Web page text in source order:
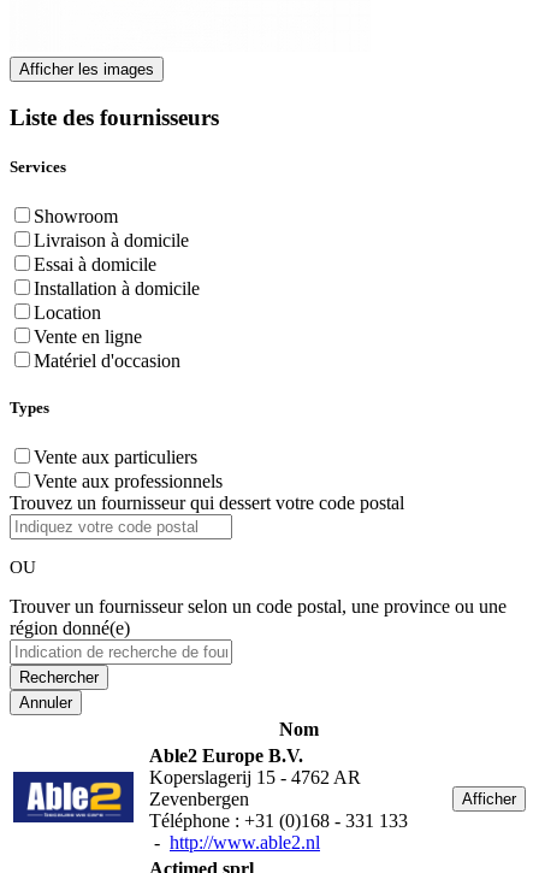
Afficher les images
Liste des fournisseurs
Services
Showroom
Livraison à domicile
Essai à domicile
Installation à domicile
Location
Vente en ligne
Matériel d'occasion
Types
Vente aux particuliers
Vente aux professionnels
Trouvez un fournisseur qui dessert votre code postal
OU
Trouver un fournisseur selon un code postal, une province ou une
région donné(e)
Annuler
Nom
Able2 Europe B.V.
Koperslagerij 15 - 4762 AR
Zevenbergen
Téléphone : +31 (0)168 - 331 133
- http://www.able2.nl
Afficher